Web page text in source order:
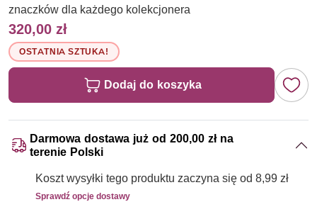
znaczków dla każdego kolekcjonera
320,00 zł
OSTATNIA SZTUKA!
Dodaj do koszyka
Darmowa dostawa już od 200,00 zł na
terenie Polski
Koszt wysyłki tego produktu zaczyna się od 8,99 zł
Sprawdź opcje dostawy